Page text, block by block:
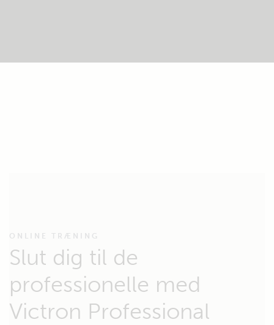
ONLINE TRÆNING
Slut dig til de
professionelle med
Victron Professional